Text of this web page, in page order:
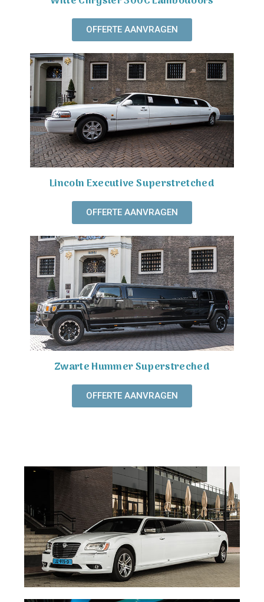
OFFERTE AANVRAGEN
Lincoln Executive Superstretched
OFFERTE AANVRAGEN
Zwarte Hummer Superstreched
OFFERTE AANVRAGEN